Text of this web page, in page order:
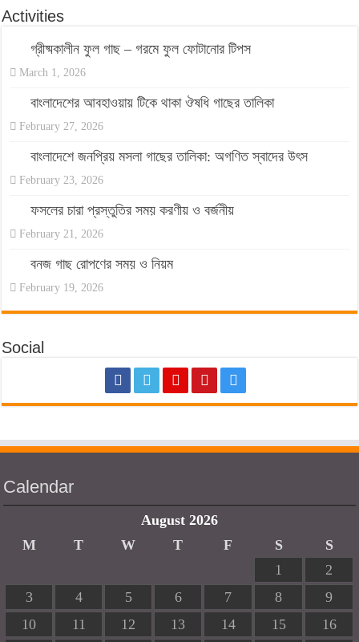
Activities
গ্রীষ্মকালীন ফুল গাছ – গরমে ফুল ফোটানোর টিপস
March 1, 2026
বাংলাদেশের আবহাওয়ায় টিকে থাকা ঔষধি গাছের তালিকা
February 27, 2026
বাংলাদেশে জনপ্রিয় মসলা গাছের তালিকা: অগণিত স্বাদের উৎস
February 23, 2026
ফসলের চারা প্রস্তুতির সময় করণীয় ও বর্জনীয়
February 21, 2026
বনজ গাছ রোপণের সময় ও নিয়ম
February 19, 2026
Social
Calendar
August 2026
M
T W T F S
S
1
2
3
4 5 6 7 8
9
10
11 12 13 14 15
16